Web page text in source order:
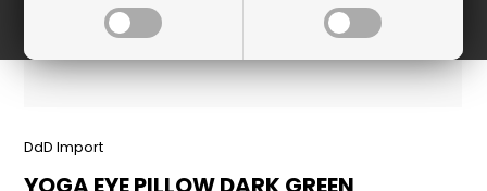
DdD Import